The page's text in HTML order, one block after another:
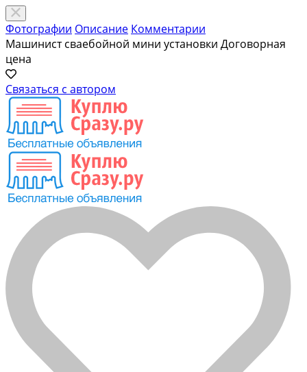
Фотографии Описание Комментарии
Машинист сваебойной мини установки Договорная
цена
Связаться с автором